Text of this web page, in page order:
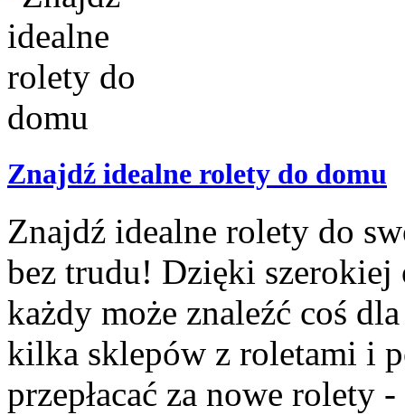
Znajdź idealne rolety do domu
Znajdź idealne rolety do
bez trudu! Dzięki szerokiej
każdy może znaleźć coś
kilka sklepów z roletami i
przepłacać za nowe rolety